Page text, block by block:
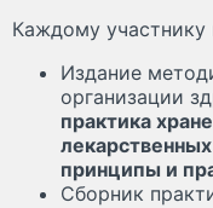
Каждому участнику
Издание
организации
практика
принципы и
Сборник